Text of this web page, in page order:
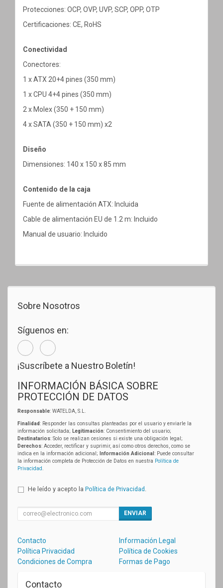
Protecciones: OCP, OVP, UVP, SCP, OPP, OTP
Certificaciones: CE, RoHS
Conectividad
Conectores:
1 x ATX 20+4 pines (350 mm)
1 x CPU 4+4 pines (350 mm)
2 x Molex (350 + 150 mm)
4 x SATA (350 + 150 mm) x2
Diseño
Dimensiones: 140 x 150 x 85 mm
Contenido de la caja
Fuente de alimentación ATX: Incluida
Cable de alimentación EU de 1.2 m: Incluido
Manual de usuario: Incluido
Sobre Nosotros
Síguenos en:
¡Suscríbete a Nuestro Boletín!
INFORMACIÓN BÁSICA SOBRE
PROTECCIÓN DE DATOS
Responsable: WATELDA, S.L.
Finalidad: Responder las consultas planteadas por el usuario y enviarle la
información solicitada; Legitimación: Consentimiento del usuario;
Destinatarios: Solo se realizan cesiones si existe una obligación legal;
Derechos: Acceder, rectificar y suprimir, así como otros derechos, como se
indica en la información adicional;
Información Adicional : Puede consultar
la información completa de Protección de Datos en nuestra Política de
Privacidad
He leído y acepto la Política de Privacidad
ENVIAR
Contacto
Información Legal
Política Privacidad
Política de Cookies
Condiciones de Compra
Formas de Pago
Contacto